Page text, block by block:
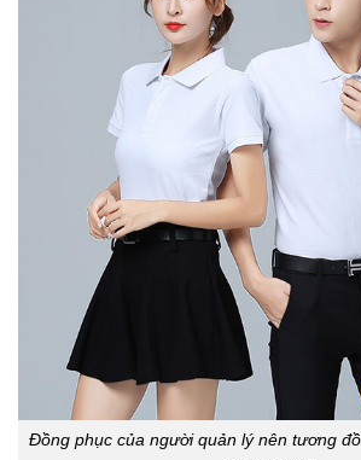
Đồng phục của người quản lý nên tương